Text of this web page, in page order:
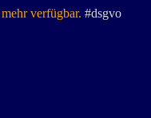
verfügbar. #dsgvo